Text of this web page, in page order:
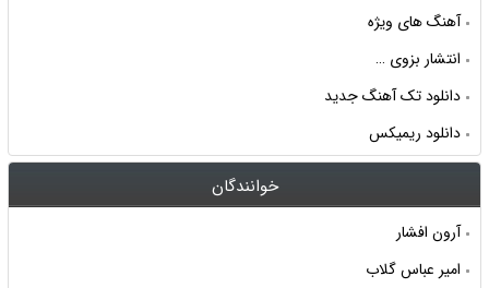
آهنگ های ویژه
انتشار بزوی …
دانلود تک آهنگ جدید
دانلود ریمیکس
خوانندگان
آرون افشار
امیر عباس گلاب